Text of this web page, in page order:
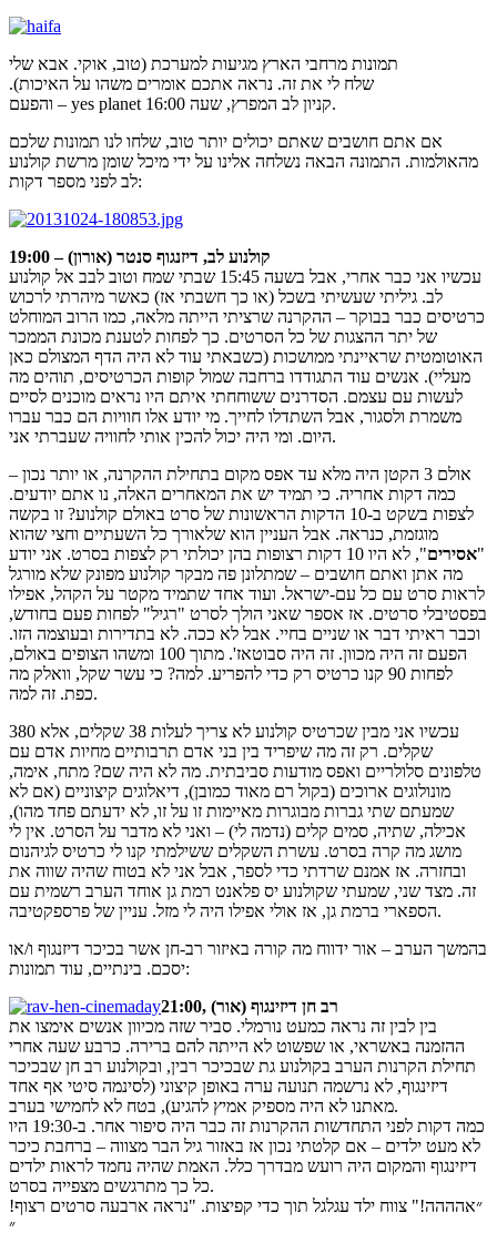
תמונות מרחבי הארץ מגיעות למערכת (טוב, אוקי. אבא שלי
שלח לי את זה. נראה אתכם אומרים משהו על האיכות).
והפעם – yes planet קניון לב המפרץ, שעה 16:00.
אם אתם חושבים שאתם יכולים יותר טוב, שלחו לנו תמונות שלכם
מהאולמות. התמונה הבאה נשלחה אלינו על ידי מיכל שומן מרשת קולנוע
לב לפני מספר דקות:
19:00 – קולנוע לב, דיזנגוף סנטר (אורון)
עכשיו אני כבר אחרי, אבל בשעה 15:45 שבתי שמח וטוב לבב אל קולנוע
לב. גיליתי שעשיתי בשכל (או כך חשבתי אז) כאשר מיהרתי לרכוש
כרטיסים כבר בבוקר – ההקרנה שרציתי הייתה מלאה, כמו הרוב המוחלט
של יתר ההצגות של כל הסרטים. כך לפחות לטענת מכונת הממכר
האוטומטית שראיינתי ממושכות (כשבאתי עוד לא היה הדף המצולם כאן
מעליי). אנשים עוד התגודדו ברחבה שמול קופות הכרטיסים, תוהים מה
לעשות עם עצמם. הסדרנים ששוחחתי איתם היו נראים מוכנים לסיים
משמרת ולסגור, אבל השתדלו לחייך. מי יודע אלו חוויות הם כבר עברו
היום. ומי היה יכול להכין אותי לחוויה שעברתי אני.
אולם 3 הקטן היה מלא עד אפס מקום בתחילת ההקרנה, או יותר נכון –
כמה דקות אחריה. כי תמיד יש את המאחרים האלה, נו אתם יודעים.
לצפות בשקט ב-10 הדקות הראשונות של סרט באולם קולנוע? זו בקשה
מוגזמת, כנראה. אבל העניין הוא שלאורך כל השעתיים וחצי שהוא
"אסירים
", לא היו 10 דקות רצופות בהן יכולתי רק לצפות בסרט. אני יודע
מה אתן ואתם חושבים – שמתלונן פה מבקר קולנוע מפונק שלא מורגל
לראות סרט עם כל עם-ישראל. ועוד אחד שתמיד מקטר על הקהל, אפילו
בפסטיבלי סרטים. אז אספר שאני הולך לסרט "רגיל" לפחות פעם בחודש,
וכבר ראיתי דבר או שניים בחיי. אבל לא ככה. לא בתדירות ובעוצמה הזו.
הפעם זה היה מכוון. זה היה סבוטאז'. מתוך 100 ומשהו הצופים באולם,
לפחות 90 קנו כרטיס רק כדי להפריע. למה? כי עשר שקל, וואלק מה
כפת. זה למה.
עכשיו אני מבין שכרטיס קולנוע לא צריך לעלות 38 שקלים, אלא 380
שקלים. רק זה מה שיפריד בין בני אדם תרבותיים מחיות אדם עם
טלפונים סלולריים ואפס מודעות סביבתית. מה לא היה שם? מתח, אימה,
מונולוגים ארוכים (בקול רם מאוד כמובן), דיאלוגים קיצוניים (אם לא
שמעתם שתי גברות מבוגרות מאיימות זו על זו, לא ידעתם פחד מהו),
אכילה, שתיה, סמים קלים (נדמה לי) – ואני לא מדבר על הסרט. אין לי
מושג מה קרה בסרט. עשרת השקלים ששילמתי קנו לי כרטיס לגיהנום
ובחזרה. אז אמנם שרדתי כדי לספר, אבל אני לא בטוח שהיה שווה את
זה. מצד שני, שמעתי שקולנוע יס פלאנט רמת גן אוחד הערב רשמית עם
הספארי ברמת גן, אז אולי אפילו היה לי מזל. עניין של פרספקטיבה.
בהמשך הערב – אור ידווח מה קורה באיזור רב-חן אשר בכיכר דיזנגוף ו/או
יסכם. בינתיים, עוד תמונות:
21:00, רב חן דיזינגוף (אור)
בין לבין זה נראה כמעט נורמלי. סביר שזה מכיוון אנשים אימצו את
ההזמנה באשראי, או שפשוט לא הייתה להם ברירה. כרבע שעה אחרי
תחילת הקרנות הערב בקולנוע גת שבכיכר רבין, ובקולנוע רב חן שבכיכר
דיזינגוף, לא נרשמה תנועה ערה באופן קיצוני (לסינמה סיטי אף אחד
מאתנו לא היה מספיק אמיץ להגיע), בטח לא לחמישי בערב.
כמה דקות לפני התחדשות ההקרנות זה כבר היה סיפור אחר. ב-19:30 היו
לא מעט ילדים – אם קלטתי נכון אז באזור גיל הבר מצווה – ברחבת כיכר
דיזינגוף והמקום היה רועש מבדרך כלל. האמת שהיה נחמד לראות ילדים
כל כך מתרגשים מצפייה בסרט.
״אהההה!" צווח ילד עגלגל תוך כדי קפיצות. "נראה ארבעה סרטים רצוף!
״